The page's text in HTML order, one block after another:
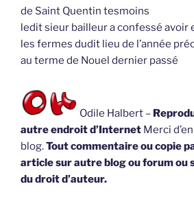
de Saint Quentin tesmoins
ledit sieur bailleur a confessé avoir
les fermes dudit lieu de l’année
au terme de Nouel dernier passé
Odile Halbert –
autre endroit d’Internet Merci
blog.Tout commentaire ou copie
article sur autre blog ou forum ou
du droit d’auteur.